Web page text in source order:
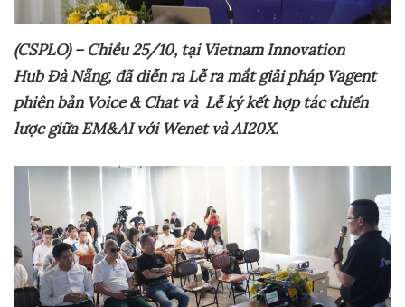
(CSPLO) – Chiều 25/10, tại Vietnam Innovation
Hub Đà Nẵng, đã diễn ra Lễ ra mắt giải pháp Vagent
phiên bản Voice & Chat và Lễ ký kết hợp tác chiến
lược giữa EM&AI với Wenet và AI20X.